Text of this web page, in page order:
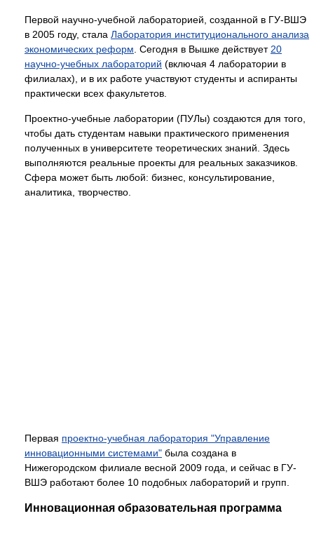
Первой научно-учебной лабораторией, созданной в ГУ-ВШЭ
в 2005 году, стала Лаборатория институционального анализа
экономических реформ . Сегодня в Вышке действует 20
научно-учебных лабораторий (включая 4 лаборатории в
филиалах), и в их работе участвуют студенты и аспиранты
практически всех факультетов.
Проектно-учебные лаборатории (ПУЛы) создаются для того,
чтобы дать студентам навыки практического применения
полученных в университете теоретических знаний. Здесь
выполняются реальные проекты для реальных заказчиков.
Сфера может быть любой: бизнес, консультирование,
аналитика, творчество.
Первая проектно-учебная лаборатория "Управление
инновационными системами" была создана в
Нижегородском филиале весной 2009 года, и сейчас в ГУ-
ВШЭ работают более 10 подобных лабораторий и групп.
Инновационная образовательная программа